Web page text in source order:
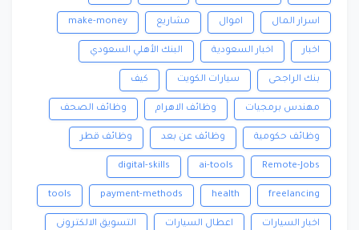
اسرار المال اموال مشاريع make-money
اخبار اخبار السعودية البنك الأهلي السعودي
بنك الراجحى سيارات الكويت كيف
مهندس برمجيات وظائف الاهرام وظائف الصحف
وظائف حكومية وظائف عن بعد وظائف قطر
Remote-Jobs
ai-tools
digital-skills
freelancing
health
payment-methods
tools
اخبار السيارات اعطال السيارات التسويق الالكترونى